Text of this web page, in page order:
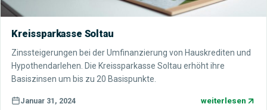
Kreissparkasse Soltau
Zinssteigerungen bei der Umfinanzierung von Hauskrediten und
Hypothendarlehen. Die Kreissparkasse Soltau erhöht ihre
Basiszinsen um bis zu 20 Basispunkte.
Januar 31, 2024 weiterlesen